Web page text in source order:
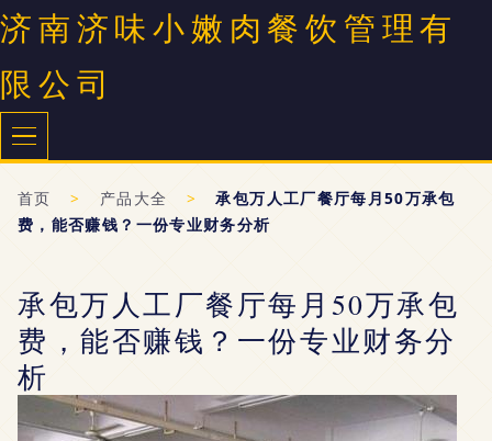
济南济味小嫩肉餐饮管理有
限公司
首页 > 产品大全 >
承包万人工厂餐厅每月50万承包
费，能否赚钱？一份专业财务分析
承包万人工厂餐厅每月50万承包
费，能否赚钱？一份专业财务分
析